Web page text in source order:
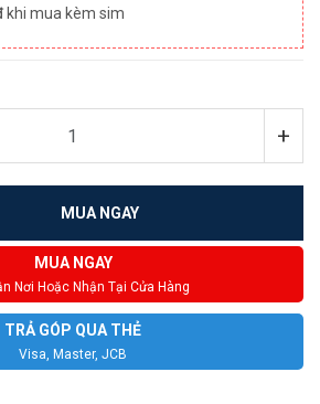
khi mua kèm sim
+
MUA NGAY
MUA NGAY
Nơi Hoặc Nhận Tại Cửa Hàng
TRẢ GÓP QUA THẺ
Visa, Master, JCB